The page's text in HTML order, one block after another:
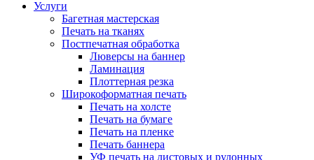
Услуги
Багетная мастерская
Печать на тканях
Постпечатная обработка
Люверсы на баннер
Ламинация
Плоттерная резка
Широкоформатная печать
Печать на холсте
Печать на бумаге
Печать на пленке
Печать баннера
УФ печать на листовых и рулонных